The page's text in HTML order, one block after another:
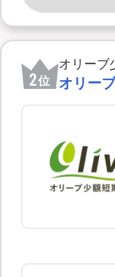
2位
オリーブ
オリー